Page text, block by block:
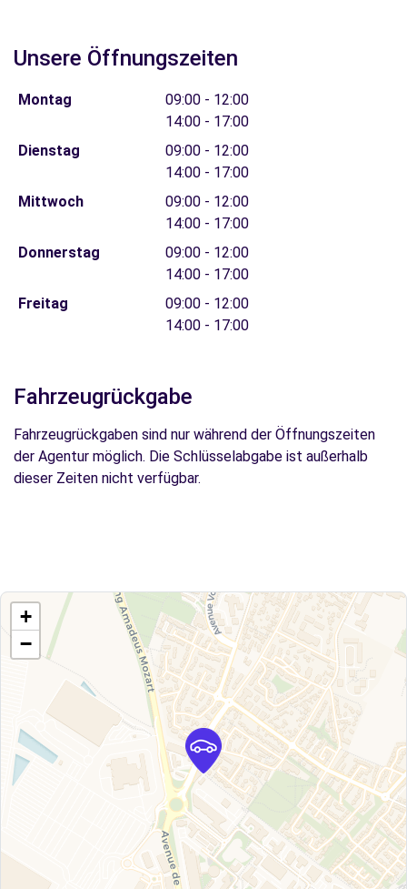
Unsere Öffnungszeiten
Montag
09:00 - 12:00
14:00 - 17:00
Dienstag
09:00 - 12:00
14:00 - 17:00
Mittwoch
09:00 - 12:00
14:00 - 17:00
Donnerstag
09:00 - 12:00
14:00 - 17:00
Freitag
09:00 - 12:00
14:00 - 17:00
Fahrzeugrückgabe
Fahrzeugrückgaben sind nur während der Öffnungszeiten
der Agentur möglich. Die Schlüsselabgabe ist außerhalb
dieser Zeiten nicht verfügbar.
+
−